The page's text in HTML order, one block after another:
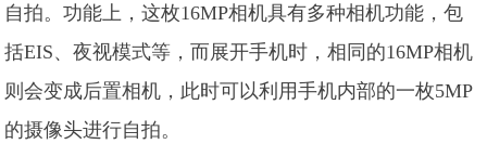
自拍。功能上，这枚16MP相机具有多种相机功能，包
括EIS、夜视模式等，而展开手机时，相同的16MP相机
则会变成后置相机，此时可以利用手机内部的一枚5MP
的摄像头进行自拍。